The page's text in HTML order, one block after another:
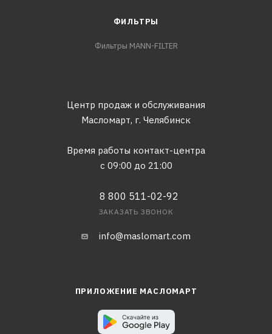
ФИЛЬТРЫ
Фильтры MANN-FILTER
Центр продаж и обслуживания
Масломарт, г. Челябинск
Время работы контакт-центра
с 09:00 до 21:00
8 800 511-02-92
ЗАКАЗАТЬ ЗВОНОК
info@maslomart.com
ПРИЛОЖЕНИЕ МАСЛОМАРТ